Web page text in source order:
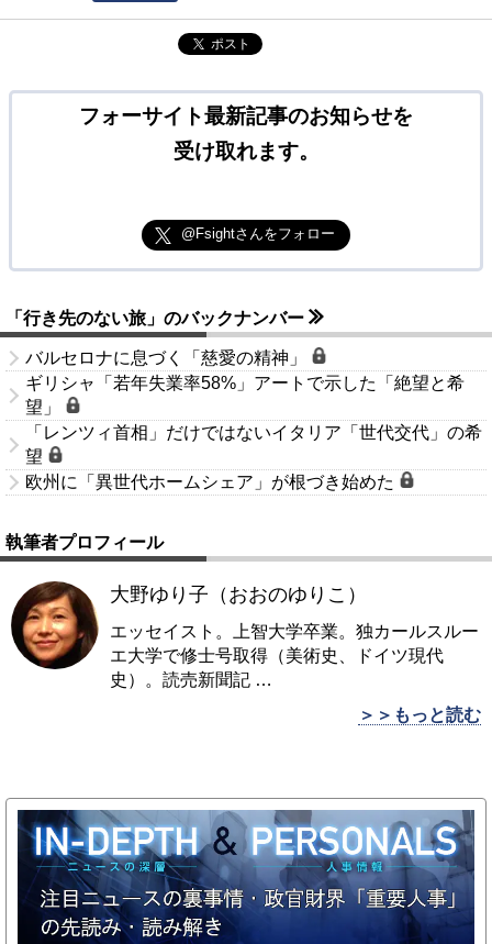
ポスト
フォーサイト最新記事のお知らせを
受け取れます。
@Fsightさんをフォロー
「行き先のない旅」のバックナンバー
バルセロナに息づく「慈愛の精神」
ギリシャ「若年失業率58%」アートで示した「絶望と希
望」
「レンツィ首相」だけではないイタリア「世代交代」の希
望
欧州に「異世代ホームシェア」が根づき始めた
執筆者プロフィール
大野ゆり子（おおのゆりこ）
エッセイスト。上智大学卒業。独カールスルー
エ大学で修士号取得（美術史、ドイツ現代
史）。読売新聞記 …
＞＞もっと読む